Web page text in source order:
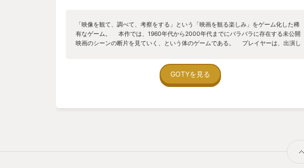
「映像を観て、調べて、考察をする」という「映画を観る楽しみ」をゲーム化した稀
有なゲーム。 本作では、1960年代から2000年代までにバラバラに存在する未公開
映画のシーンの断片を見ていく、という体のゲームである。 プレイヤーは、出演し
る。 プレイヤーができるのは、シーンを再生する、シーンのなかにある気になった
箇所をクリックする、シーンを逆再生する、だけだ。 シーンを再生すれば勝手に分
本作では、1960年代から出ているマリッサのフィルムを見ていくことになる。彼女
は大きく変わらない。 けれど、彼女が何者なのかを調べるには、映像のなかで「異
GOTYを見る